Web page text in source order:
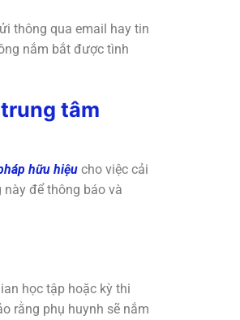
thông qua email hay tin
nắm bắt được tình
tâm
hữu hiệucho việc cải
để thông báo và
học tập hoặc kỳ thi
rằng phụ huynh sẽ nắm